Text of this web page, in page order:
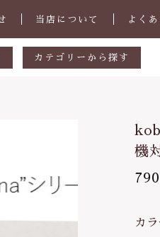
当店について よく
カテゴリーから探す
大皿・盛皿・カレーパス
機
790
カラ
焼 電子レンジ・食洗機対
子カテゴリ